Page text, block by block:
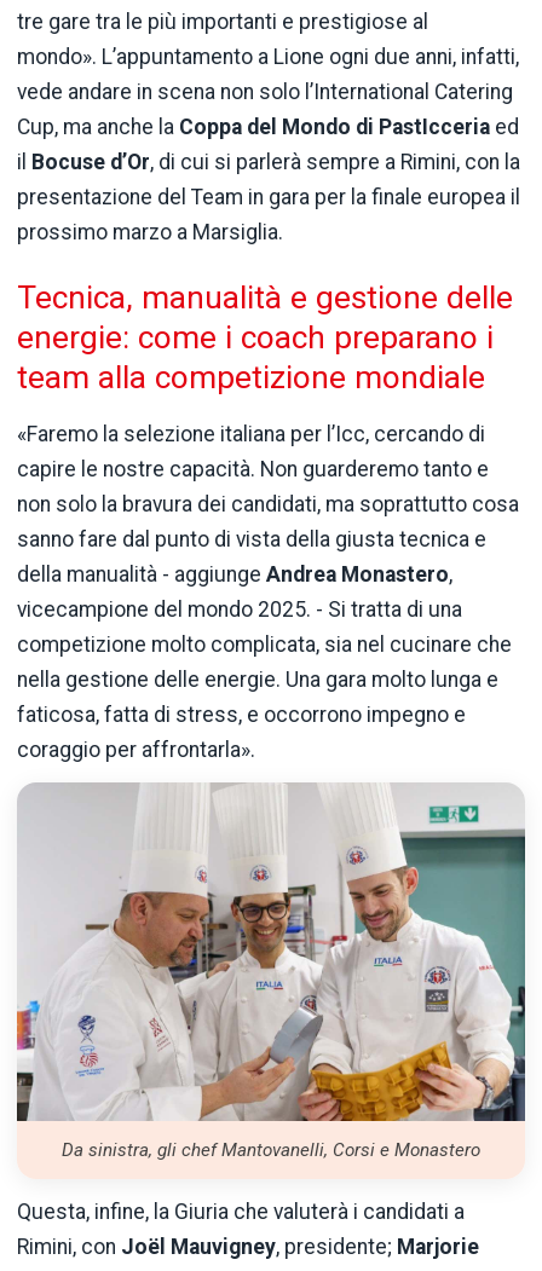
tre gare tra le più importanti e prestigiose al
mondo». L’appuntamento a Lione ogni due anni, infatti,
vede andare in scena non solo l’International Catering
Cup, ma anche la Coppa del Mondo di PastIcceria ed
il Bocuse d’Or, di cui si parlerà sempre a Rimini, con la
presentazione del Team in gara per la finale europea il
prossimo marzo a Marsiglia.
Tecnica, manualità e gestione delle
energie: come i coach preparano i
team alla competizione mondiale
«Faremo la selezione italiana per l’Icc, cercando di
capire le nostre capacità. Non guarderemo tanto e
non solo la bravura dei candidati, ma soprattutto cosa
sanno fare dal punto di vista della giusta tecnica e
della manualità - aggiunge Andrea Monastero,
vicecampione del mondo 2025. - Si tratta di una
competizione molto complicata, sia nel cucinare che
nella gestione delle energie. Una gara molto lunga e
faticosa, fatta di stress, e occorrono impegno e
coraggio per affrontarla».
Da sinistra, gli chef Mantovanelli, Corsi e Monastero
Questa, infine, la Giuria che valuterà i candidati a
Rimini, con Joë l Mauvigney, presidente; Marjorie